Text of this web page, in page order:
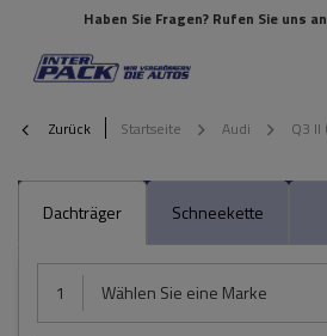
Haben Sie Fragen? Rufen Sie uns an
Zurück Startseite Audi Q3
Dachträger Schneekette
1 Wählen Sie eine Marke